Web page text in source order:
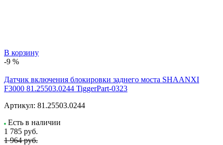
В корзину
-9 %
Датчик включения блокировки заднего моста SHAANXI
F3000 81.25503.0244 TiggerPart-0323
Артикул: 81.25503.0244
Есть в наличии
1 785 руб.
1 964 руб.